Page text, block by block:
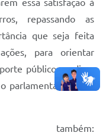
essa satisfação à
repassando as
que seja feita
para orientar
público no dia a
parlamentar Moisés